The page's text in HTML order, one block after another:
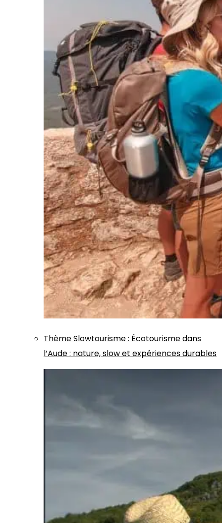
ThèmeSlowtourisme: Écotourisme dans
l’Aude : nature, slow et expériences durables